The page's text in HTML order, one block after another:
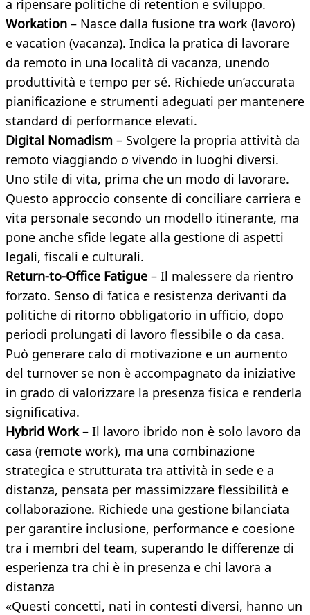
a ripensare politiche di retention e sviluppo.
Workation – Nasce dalla fusione tra work (lavoro)
e vacation (vacanza). Indica la pratica di lavorare
da remoto in una località di vacanza, unendo
produttività e tempo per sé. Richiede un’accurata
pianificazione e strumenti adeguati per mantenere
standard di performance elevati.
Digital Nomadism – Svolgere la propria attività da
remoto viaggiando o vivendo in luoghi diversi.
Uno stile di vita, prima che un modo di lavorare.
Questo approccio consente di conciliare carriera e
vita personale secondo un modello itinerante, ma
pone anche sfide legate alla gestione di aspetti
legali, fiscali e culturali.
Return-to-Office Fatigue – Il malessere da rientro
forzato. Senso di fatica e resistenza derivanti da
politiche di ritorno obbligatorio in ufficio, dopo
periodi prolungati di lavoro flessibile o da casa.
Può generare calo di motivazione e un aumento
del turnover se non è accompagnato da iniziative
in grado di valorizzare la presenza fisica e renderla
significativa.
Hybrid Work– Il lavoro ibrido non è solo lavoro da
casa (remote work), ma una combinazione
strategica e strutturata tra attività in sede e a
distanza, pensata per massimizzare flessibilità e
collaborazione. Richiede una gestione bilanciata
per garantire inclusione, performance e coesione
tra i membri del team, superando le differenze di
esperienza tra chi è in presenza e chi lavora a
distanza
«Questi concetti, nati in contesti diversi, hanno un